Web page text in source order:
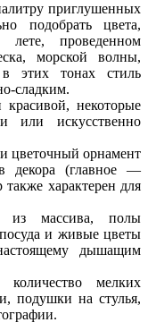
приглушенных
подобрать цвета,
проведенном
морской волны,
этих тонах стиль
сладким.
некоторые
или искусственно
цветочный орнамент
декора (главное —
характерен для
из массива, полы
посуда и живые цветы
дышащим
количество мелких
подушки на стулья,